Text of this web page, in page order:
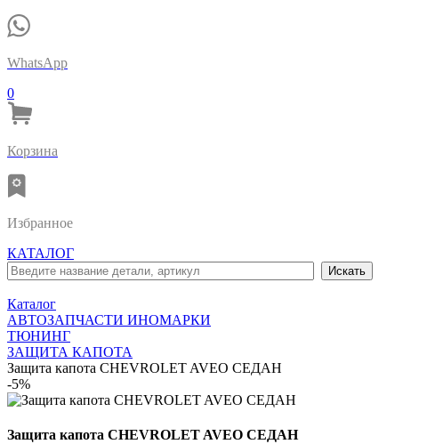
WhatsApp
0
Корзина
Избранное
КАТАЛОГ
Каталог
АВТОЗАПЧАСТИ ИНОМАРКИ
ТЮНИНГ
ЗАЩИТА КАПОТА
Защита капота CHEVROLET AVEO СЕДАН
-5%
Защита капота CHEVROLET AVEO СЕДАН